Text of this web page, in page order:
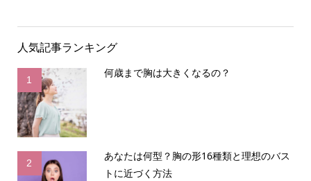
人気記事ランキング
1
何歳まで胸は大きくなるの？
2
あなたは何型？胸の形16種類と理想のバス
トに近づく方法